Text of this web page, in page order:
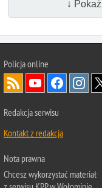
↓
Policja online
Redakcja serwisu
Kontakt z redakcją
Nota prawna
Chcesz wykorzystać materiał